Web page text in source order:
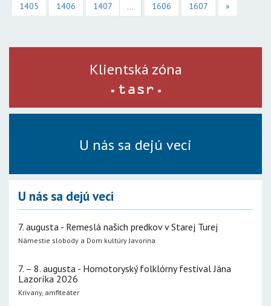
1405
1406 1407 ... 1606 1607 »
Klientská zóna
U nás sa dejú veci
U nás sa dejú veci
7. augusta - Remeslá našich predkov v Starej Turej
Námestie slobody a Dom kultúry Javorina
7. – 8. augusta - Hornotoryský folklórny festival Jána
Lazoríka 2026
Krivany, amfiteáter